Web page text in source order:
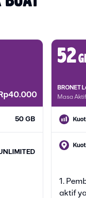
Rp40.000
50 GB
52
BRONET
Masa
1.
aktif